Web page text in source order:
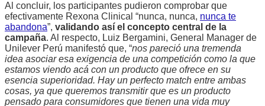
Al concluir, los participantes pudieron comprobar que
efectivamente Rexona Clinical “nunca, nunca, nunca te
abandona”, validando así el concepto central de la
campaña. Al respecto, Luiz Bergamini, General Manager de
Unilever Perú manifestó que, “nos pareció una tremenda
idea asociar esa exigencia de una competición como la que
estamos viendo acá con un producto que ofrece en su
esencia superioridad. Hay un perfecto match entre ambas
cosas, ya que queremos transmitir que es un producto
pensado para consumidores que tienen una vida muy